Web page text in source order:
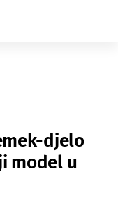
djelo
model u